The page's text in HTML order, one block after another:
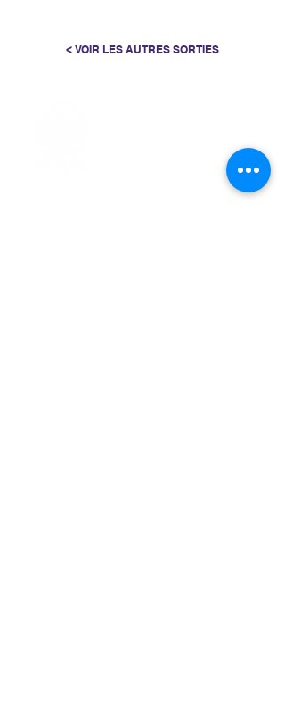
< VOIR LES AUTRES SORTIES